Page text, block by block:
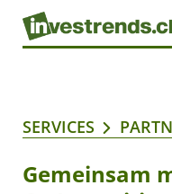
SERVICES
Gemeinsam